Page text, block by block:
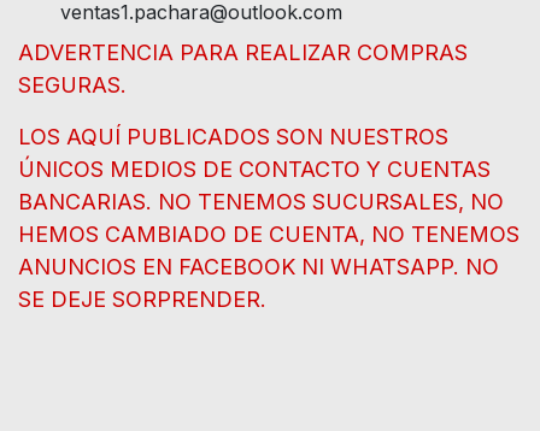
ventas1.pachara@outlook.com
ADVERTENCIA PARA REALIZAR COMPRAS
SEGURAS.
LOS AQUÍ PUBLICADOS SON NUESTROS
ÚNICOS MEDIOS DE CONTACTO Y CUENTAS
BANCARIAS. NO TENEMOS SUCURSALES, NO
HEMOS CAMBIADO DE CUENTA, NO TENEMOS
ANUNCIOS EN FACEBOOK NI WHATSAPP. NO
SE DEJE SORPRENDER.